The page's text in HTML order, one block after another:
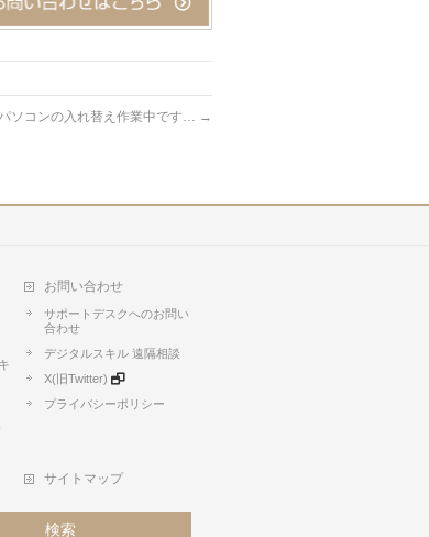
ソコンの入れ替え作業中です… →
お問い合わせ
サポートデスクへのお問い
合わせ
デジタルスキル 遠隔相談
X(旧Twitter)
プライバシーポリシー
サイトマップ